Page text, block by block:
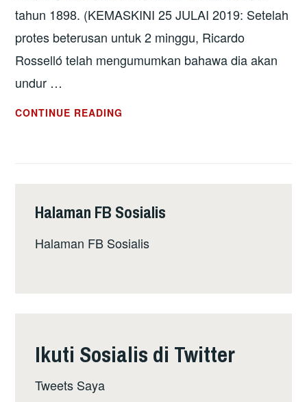
tahun 1898. (KEMASKINI 25 JULAI 2019: Setelah
protes beterusan untuk 2 minggu, Ricardo
Rosselló telah mengumumkan bahawa dia akan
undur …
CONTINUE READING
AS
Halaman FB Sosialis
Halaman FB Sosialis
Ikuti Sosialis di Twitter
Tweets Saya